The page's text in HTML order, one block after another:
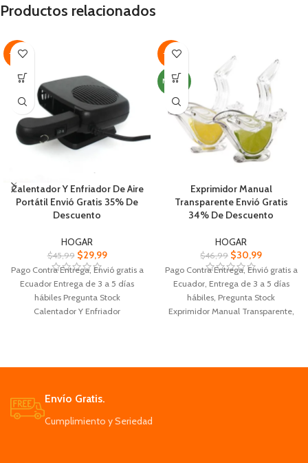
patrón de panal de abeja ayuda a
forma del cuerpo y proporcionar
Productos relacionados
-35%
Calentador Y Enfriador De Aire
Portátil Envió Gratis 35% De
Descuento
HOGAR
$45,99 $29,99
Pago Contra Entrega, Envió gratis a
Ecuador Entrega de 3 a 5 días
hábiles Pregunta Stock
Calentador Y Enfriador
aire de la habitación,
Su tamaño compacto lo hace fácil
de mover de una habitación o
puedes llevarlo en viajes
-34%
NUEVO
Exprimidor Manual
Transparente Envió Gratis
34% De Descuento
HOGAR
$46,99 $30,99
Pago Contra Entrega, Envió gratis a
Ecuador, Entrega de 3 a 5 días
hábiles, Pregunta Stock
Exprimidor Manual Transparente,
de limpieza.
Envío Gratis.
Cumplimiento y Seriedad